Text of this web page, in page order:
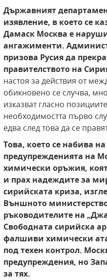
Държавният
изявление, в което се
Дамаск Москва е
ангажименти.
призова Русия да
правителството на
настоя за действия от
обикновено се случва,
изказват гласно
необходимостта първо
едва след това да се
Това, което се набива
предупрежденията на
химически оръжия,
и прах надеждите за
сирийската криза,
Външното
ръководителите на
Свободната сирийска
фалшиви химически
под техен контрол.
предупреждения, но
за тях.